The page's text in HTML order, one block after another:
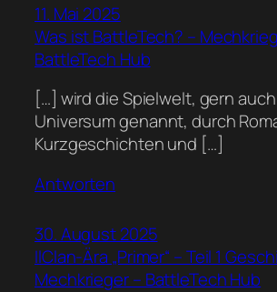
11. Mai 2025
Was ist BattleTech? –
BattleTech Hub
[…] wird die Spielwelt, gern
Universum genannt, durch
Kurzgeschichten und […]
Antworten
30. August 2025
IlClan-Ära „Primer“ – Teil 1
Mechkrieger – BattleTech Hub